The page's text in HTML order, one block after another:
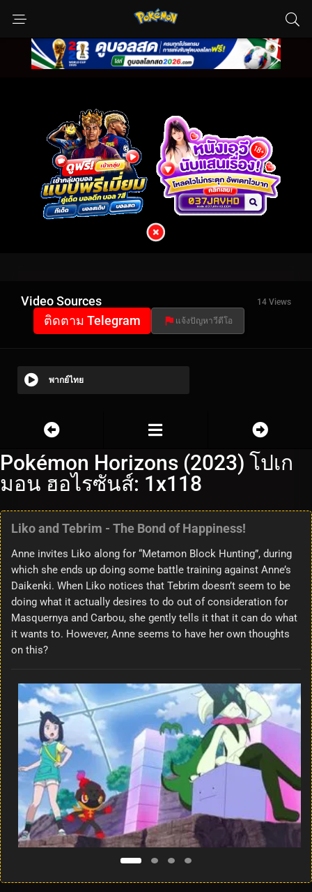
Video Sources 14 Views
ติดตาม Telegram แจ้งปัญหาวีดีโอ
พากย์ไทย
Pokémon Horizons (2023) โปเก
มอน ฮอไรซันส์: 1x118
Liko and Tebrim - The Bond of Happiness!
Anne invites Liko along for “Metamon Block Hunting”, during
which she ends up doing some battle training against Anne’s
Daikenki. When Liko notices that Tebrim doesn’t seem to be
doing what it actually desires to do out of consideration for
Masquernya and Carbou, she gently tells it that it can do what
it wants to. However, Anne seems to have her own thoughts
on this?